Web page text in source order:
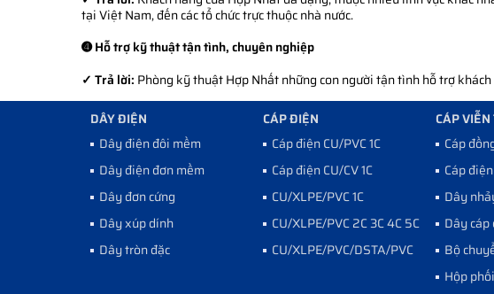
tại Việt Nam, đến các tổ chức trực thuộc nhà nước.
➍ Hỗ trợ kỹ thuật tận tình, chuyên nghiệp
✓ Trả lời: Phòng kỹ thuật Hợp Nhất những con người tận tình hỗ trợ
DÂY ĐIỆN
Dây điện đôi mềm
Dây điện đơn mềm
Dây đơn cứng
Dây xúp dính
Dây tròn đặc
CÁP ĐIỆN
Cáp điện CU/PVC 1C
Cáp điện CU/CV 1C
CU/XLPE/PVC 1C
CU/XLPE/PVC 2C 3C 4C 5C
CU/XLPE/PVC/DSTA/PVC
CÁP VIỄN
Cáp
Cáp
Dây
Dây
Bộ
Hộp